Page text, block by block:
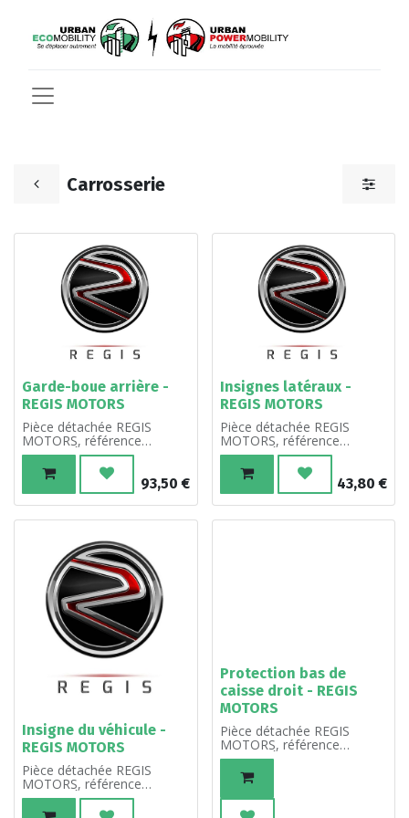
Carrosserie
Garde-boue arrière -
REGIS MOTORS
Pièce détachée REGIS
MOTORS, référence
R18384. À l'unité.
93,50 €
Insignes latéraux -
REGIS MOTORS
Pièce détachée REGIS
MOTORS, référence
R18398. À l'unité.
43,80 €
Insigne du véhicule -
REGIS MOTORS
Pièce détachée REGIS
MOTORS, référence
R18430. À l'unité.
Protection bas de
caisse droit - REGIS
MOTORS
Pièce détachée REGIS
MOTORS, référence
R18336. À l'unité.